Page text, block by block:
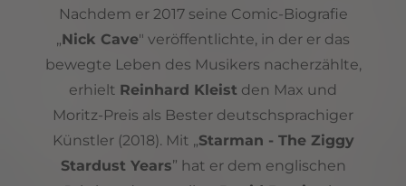
Nachdem er 2017 seine Comic-Biografie
„Nick Cave" veröffentlichte, in der er das
bewegte Leben des Musikers nacherzählte,
erhielt Reinhard Kleist den Max und
Moritz-Preis als Bester deutschsprachiger
Künstler (2018). Mit „Starman - The Ziggy
Stardust Years” hat er dem englischen